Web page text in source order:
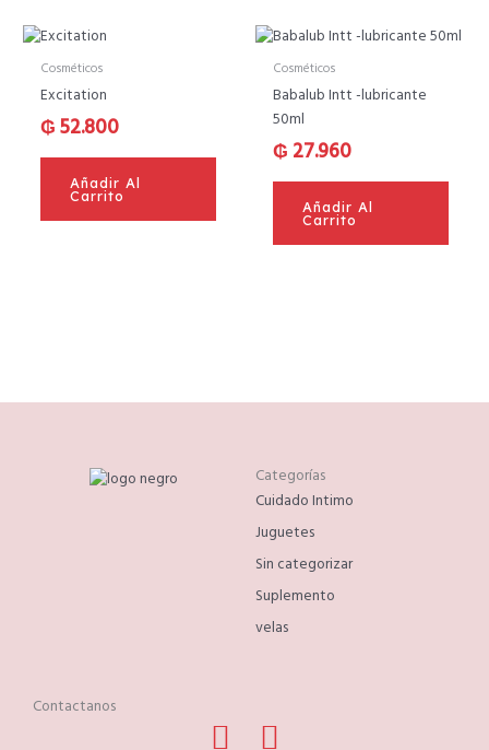
Cosméticos
Excitation
₲52.800
Añadir Al
Carrito
Cosméticos
Babalub Intt -lubricante
50ml
₲ 27.960
Añadir Al
Carrito
Categorías
Cuidado Intimo
Juguetes
Sin categorizar
Suplemento
velas
Contactanos Facebook
Instagram
Phone-Whatsapp